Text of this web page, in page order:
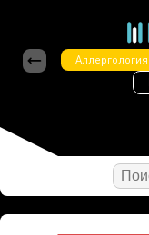
Аллергология